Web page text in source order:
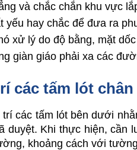
và chắc chắn khu vực
yếu hay chắc để đưa ra
xử lý do độ bằng, mặt
giàn giáo phải xa các
các tấm lót
các tấm lót bên dưới
duyệt. Khi thực hiện,
khoảng cách với